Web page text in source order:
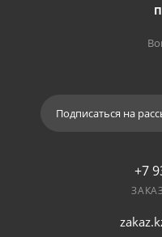
Подписаться на
+7